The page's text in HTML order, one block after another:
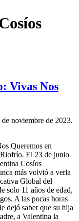
Vivas Nos
de noviembre de 2023.
Queremos en
El 23 de junio
Cosíos
más volvió a verla
Global del
solo 11 años de edad,
A las pocas horas
dejó saber que su hija
a Valentina la